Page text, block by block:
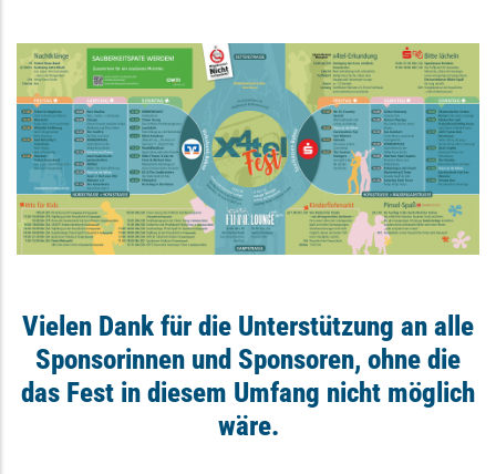
Vielen Dank für die Unterstützung an alle
Sponsorinnen und Sponsoren, ohne die
das Fest in diesem Umfang nicht möglich
wäre.